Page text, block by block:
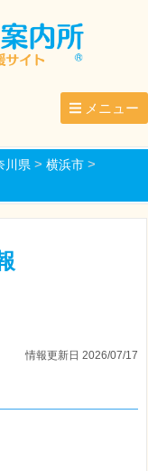
メニュー
川県> 横浜市>
情報更新日 2026/07/17